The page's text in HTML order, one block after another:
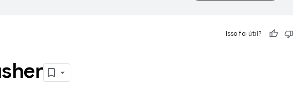
Isso foi útil?